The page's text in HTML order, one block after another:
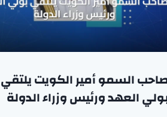
السمو أمير الكويت يلتقي
العهد ورئيس وزراء الدولة